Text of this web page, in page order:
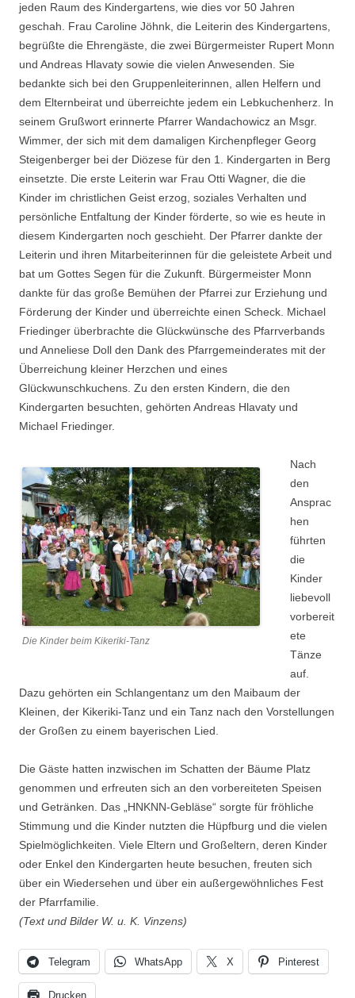
jeden Raum des Kindergartens, wie dies vor 50 Jahren
geschah. Frau Caroline Jöhnk, die Leiterin des Kindergartens,
begrüßte die Ehrengäste, die zwei Bürgermeister Rupert Monn
und Andreas Hlavaty sowie die vielen Anwesenden. Sie
bedankte sich bei den Gruppenleiterinnen, allen Helfern und
dem Elternbeirat und überreichte jedem ein Lebkuchenherz. In
seinem Grußwort erinnerte Pfarrer Wandachowicz an Msgr.
Wimmer, der sich mit dem damaligen Kirchenpfleger Georg
Steigenberger bei der Diözese für den 1. Kindergarten in Berg
einsetzte. Die erste Leiterin war Frau Otti Wagner, die die
Kinder im christlichen Geist erzog, soziales Verhalten und
persönliche Entfaltung der Kinder förderte, so wie es heute in
diesem Kindergarten noch geschieht. Der Pfarrer dankte der
Leiterin und ihren Mitarbeiterinnen für die geleistete Arbeit und
bat um Gottes Segen für die Zukunft. Bürgermeister Monn
dankte für das große Bemühen der Pfarrei zur Erziehung und
Förderung der Kinder und überreichte einen Scheck. Michael
Friedinger überbrachte die Glückwünsche des Pfarrverbands
und Anneliese Doll den Dank des Pfarrgemeinderates mit der
Überreichung kleiner Herzchen und eines
Glückwunschkuchens. Zu den ersten Kindern, die den
Kindergarten besuchten, gehörten Andreas Hlavaty und
Michael Friedinger.
Die Kinder beim Kikeriki-Tanz
Nach
den
Ansprac
hen
führten
die
Kinder
liebevoll
vorbereit
ete
Tänze
auf.
Dazu gehörten ein Schlangentanz um den Maibaum der
Kleinen, der Kikeriki-Tanz und ein Tanz nach den Vorstellungen
der Großen zu einem bayerischen Lied.
Die Gäste hatten inzwischen im Schatten der Bäume Platz
genommen und erfreuten sich an den vorbereiteten Speisen
und Getränken. Das „HNKNN-Gebläse“ sorgte für fröhliche
Stimmung und die Kinder nutzten die Hüpfburg und die vielen
Spielmöglichkeiten. Viele Eltern und Großeltern, deren Kinder
oder Enkel den Kindergarten heute besuchen, freuten sich
über ein Wiedersehen und über ein außergewöhnliches Fest
der Pfarrfamilie.
(Text und Bilder W. u. K. Vinzens)
Telegram WhatsApp X Pinterest
Drucken